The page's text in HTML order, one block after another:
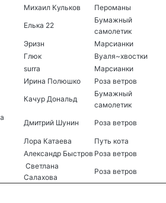
Михаил Кульков
Пероманы
Елька 22
Бумажный
самолетик
Эризн
Марсианки
Глюк
Вуаля~хвостки
surra
Марсианки
Ирина Полюшко
Роза ветров
Качур Дональд
Бумажный
самолетик
Дмитрий Шунин Роза ветров
Лора Катаева
Путь кота
Александр Быстров Роза ветров
Светлана
Салахова
Роза ветров